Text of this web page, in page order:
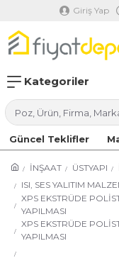
Giriş Yap
Kategoriler
Güncel Teklifler
İNŞAAT ÜSTYAPI
ISI, SES YALITIM
XPS EKSTRÜDE
YAPILMASI
XPS EKSTRÜDE
YAPILMASI